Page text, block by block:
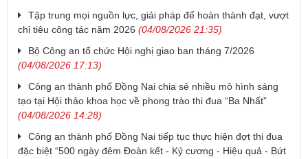
Tập trung mọi nguồn lực, giải pháp để hoàn thành đạt, vượt
chỉ tiêu công tác năm 2026 (04/08/2026 21:35)
Bộ Công an tổ chức Hội nghị giao ban tháng 7/2026
(04/08/2026 17:13)
Công an thành phố Đồng Nai chia sẻ nhiều mô hình sáng
tạo tại Hội thảo khoa học về phong trào thi đua “Ba Nhất”
(04/08/2026 14:28)
Công an thành phố Đồng Nai tiếp tục thực hiện đợt thi đua
đặc biệt “500 ngày đêm Đoàn kết - Kỷ cương - Hiệu quả - Bứt